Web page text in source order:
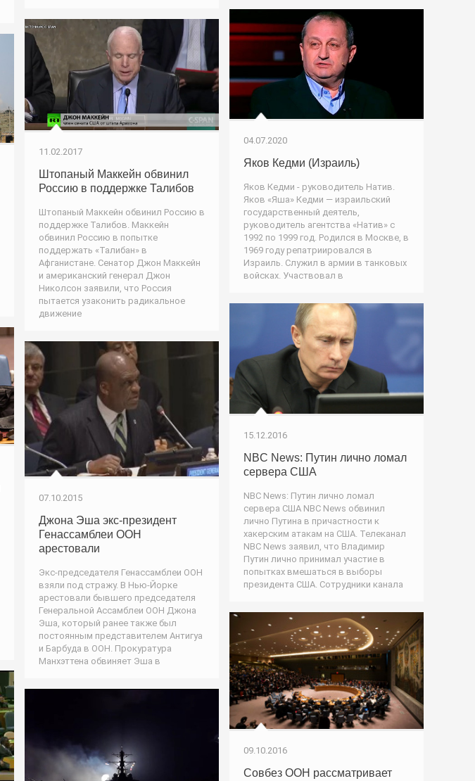
04.07.2020
Яков Кедми (Израиль)
Яков Кедми - руководитель Натив.
Яков «Яша» Кедми — израильский
государственный деятель,
руководитель агентства «Натив» с
1992 по 1999 год. Родился в Москве, в
1969 году репатриировался в
Израиль. Служил в армии в танковых
войсках. Участвовал в
11.02.2017
Штопаный Маккейн обвинил
Россию в поддержке Талибов
Штопаный Маккейн обвинил Россию в
поддержке Талибов. Маккейн
обвинил Россию в попытке
поддержать «Талибан» в
Афганистане. Сенатор Джон Маккейн
и американский генерал Джон
Николсон заявили, что Россия
пытается узаконить радикальное
движение
15.12.2016
NBC News: Путин лично ломал
сервера США
NBC News: Путин лично ломал
сервера США NBC News обвинил
лично Путина в причастности к
хакерским атакам на США. Телеканал
NBC News заявил, что Владимир
Путин лично принимал участие в
попытках вмешаться в выборы
президента США. Сотрудники канала
07.10.2015
Джона Эша экс-президент
Генассамблеи ООН
арестовали
Экс-председателя Генассамблеи ООН
взяли под стражу. В Нью-Йорке
арестовали бывшего председателя
Генеральной Ассамблеи ООН Джона
Эша, который ранее также был
постоянным представителем Антигуа
и Барбуда в ООН. Прокуратура
Манхэттена обвиняет Эша в
09.10.2016
Совбез ООН рассматривает